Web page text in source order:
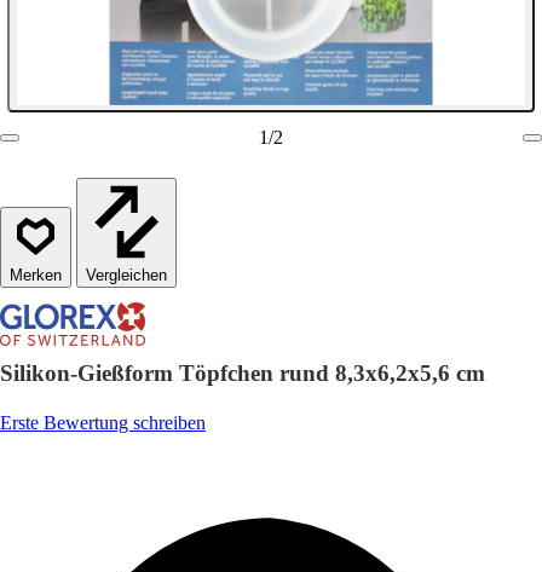
1/2
Vergleichen
Silikon-Gießform Töpfchen rund 8,3x6,2x5,6 cm
Erste Bewertung schreiben